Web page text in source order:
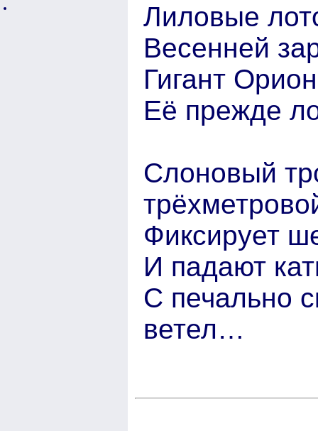
Лиловые
Весенней
Гигант
Её прежде
Слоновый
Фиксирует
И падают
С печально
ветел…